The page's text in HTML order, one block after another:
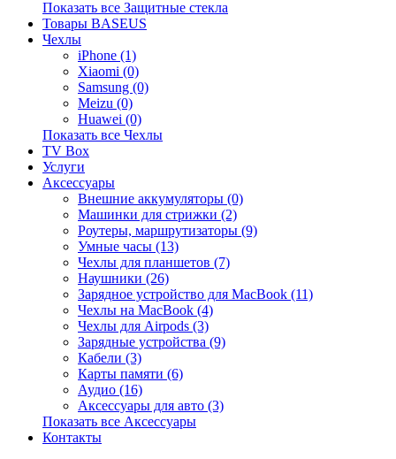
Показать все Защитные стекла
Товары BASEUS
Чехлы
iPhone (1)
Xiaomi (0)
Samsung (0)
Meizu (0)
Huawei (0)
Показать все Чехлы
TV Box
Услуги
Аксессуары
Внешние аккумуляторы (0)
Машинки для стрижки (2)
Роутеры, маршрутизаторы (9)
Умные часы (13)
Чехлы для планшетов (7)
Наушники (26)
Зарядное устройство для MacBook (11)
Чехлы на MacBook (4)
Чехлы для Airpods (3)
Зарядные устройства (9)
Кабели (3)
Карты памяти (6)
Аудио (16)
Аксессуары для авто (3)
Показать все Аксессуары
Контакты